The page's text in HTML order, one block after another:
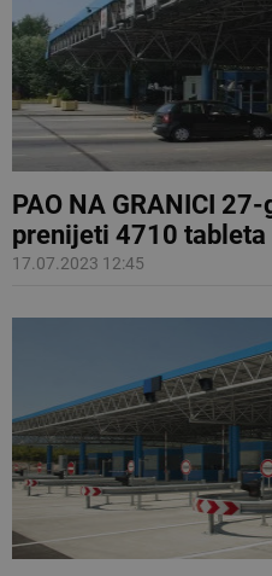
PAO NA GRANICI
prenijeti 4710 tableta
17.07.2023 12:45